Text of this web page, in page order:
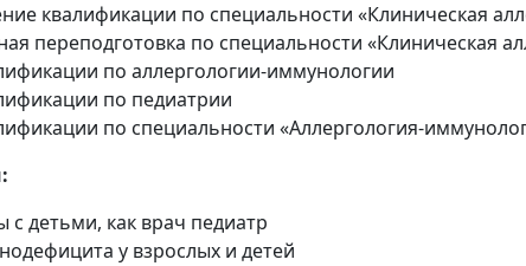
квалификации по специальности «Клиническая
переподготовка по специальности «Клиническая
по аллергологии-иммунологии
по педиатрии
по специальности «Аллергология-
детьми, как врач педиатр
у взрослых и детей